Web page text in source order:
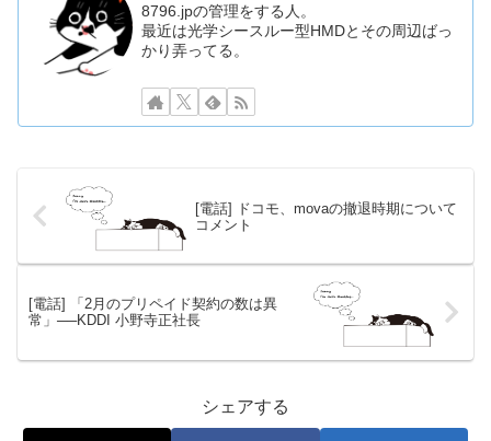
8796.jpの管理をする人。
最近は光学シースルー型HMDとその周辺ばっ
かり弄ってる。
[電話] ドコモ、movaの撤退時期について
コメント
[電話] 「2月のプリペイド契約の数は異
常」──KDDI 小野寺正社長
シェアする